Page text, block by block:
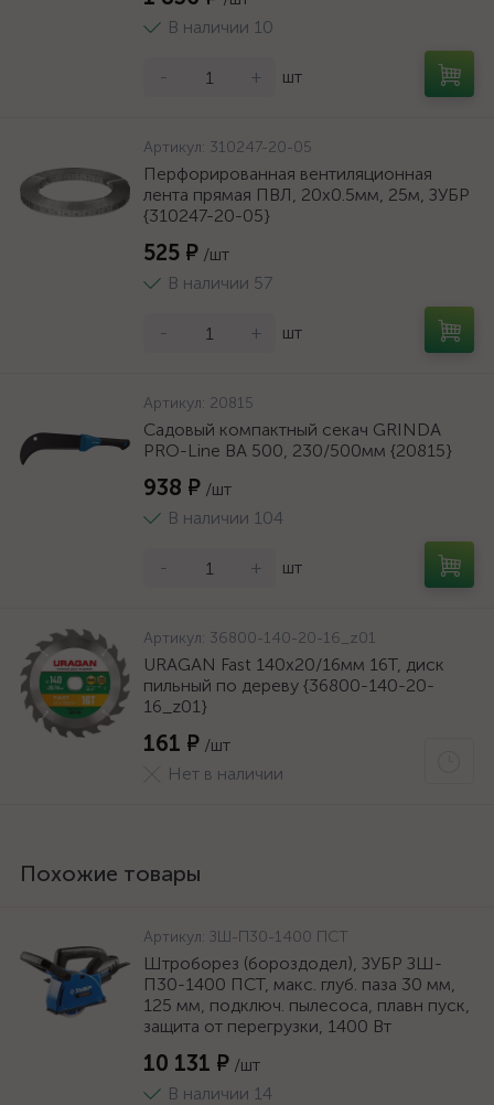
В наличии 10
- + шт
Артикул: 310247-20-05
Перфорированная вентиляционная
лента прямая ПВЛ, 20х0.5мм, 25м, ЗУБР
{310247-20-05}
525 ₽ /шт
В наличии 57
- + шт
Артикул: 20815
Садовый компактный секач GRINDA
PRO-Line BA 500, 230/500мм {20815}
938 ₽ /шт
В наличии 104
- + шт
Артикул: 36800-140-20-16_z01
URAGAN Fast 140x20/16мм 16Т, диск
пильный по дереву {36800-140-20-
16_z01}
161 ₽ /шт
Нет в наличии
Похожие товары
Артикул: ЗШ-П30-1400 ПСТ
Штроборез (бороздодел), ЗУБР ЗШ-
П30-1400 ПСТ, макс. глуб. паза 30 мм,
125 мм, подключ. пылесоса, плавн пуск,
защита от перегрузки, 1400 Вт
10 131 ₽ /шт
В наличии 14